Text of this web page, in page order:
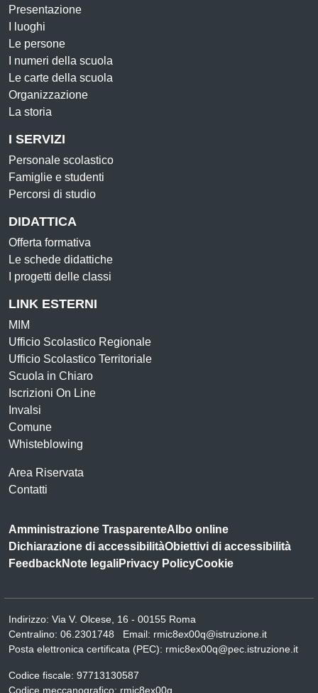
Presentazione
I luoghi
Le persone
I numeri della scuola
Le carte della scuola
Organizzazione
La storia
I SERVIZI
Personale scolastico
Famiglie e studenti
Percorsi di studio
DIDATTICA
Offerta formativa
Le schede didattiche
I progetti delle classi
LINK ESTERNI
MIM
Ufficio Scolastico Regionale
Ufficio Scolastico Territoriale
Scuola in Chiaro
Iscrizioni On Line
Invalsi
Comune
Whisteblowing
Area Riservata
Contatti
Amministrazione TrasparenteAlbo online
Dichiarazione di accessibilitàObiettivi di accessibilità
FeedbackNote legaliPrivacy PolicyCookie
Indirizzo: Via V. Olcese, 16 - 00155 Roma
Centralino: 06.2301748 Email: rmic8ex00q@istruzione.it
Posta elettronica certificata (PEC): rmic8ex00q@pec.istruzione.it
Codice fiscale: 97713130587
Codice meccanografico: rmic8ex00q